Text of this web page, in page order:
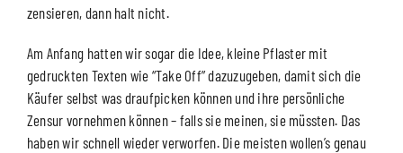
zensieren, dann halt nicht.
Am Anfang hatten wir sogar die Idee, kleine Pflaster mit
gedruckten Texten wie “Take Off” dazuzugeben, damit sich die
Käufer selbst was draufpicken können und ihre persönliche
Zensur vornehmen können – falls sie meinen, sie müssten. Das
haben wir schnell wieder verworfen. Die meisten wollen’s genau